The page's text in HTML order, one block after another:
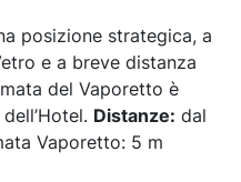
posizione strategica, a
e a breve distanza
del Vaporetto è
Distanze: dal
Vaporetto: 5 m